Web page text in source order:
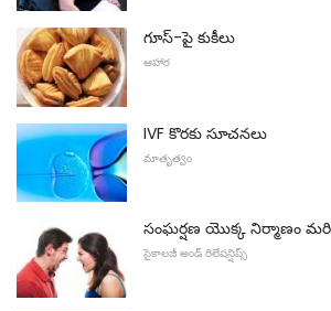
గూస్-పై కుకీలు
ఆహార
IVF కొరకు సూచనలు
మాతృత్వం
సంఘర్షణ యొక్క నిర్మాణం
సైకాలజీ అండ్ రిలేషన్షిప్స్